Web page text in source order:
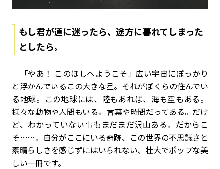
もし君が道に迷ったら、途方に暮れてしまった
としたら。
「やあ！ このほしへようこそ」広い宇宙にぽっかり
と浮かんでいるこの大きな星。それがぼくらの住んでい
る地球。この地球には、陸もあれば、海も空もある。
様々な動物や人間もいる。言葉や時間だってある。だけ
ど、わかっていない事もまだまだ沢山ある。だからこ
そ……。自分がここにいる奇跡、この世界の不思議さと
素晴らしさを感じずにはいられない、壮大でポップな美
しい一冊です。